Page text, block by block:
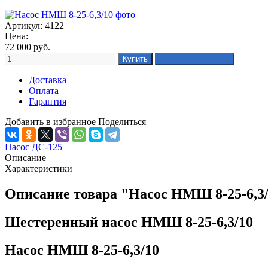
Артикул: 4122
Цена:
72 000 руб.
Доставка
Оплата
Гарантия
Добавить в избранное Поделиться
Насос ДС-125
Описание
Характеристики
Описание товара "Насос НМШ 8-25-
Шестеренный насос НМШ 8-25-6,3/10
Насос НМШ 8-25-6,3/10